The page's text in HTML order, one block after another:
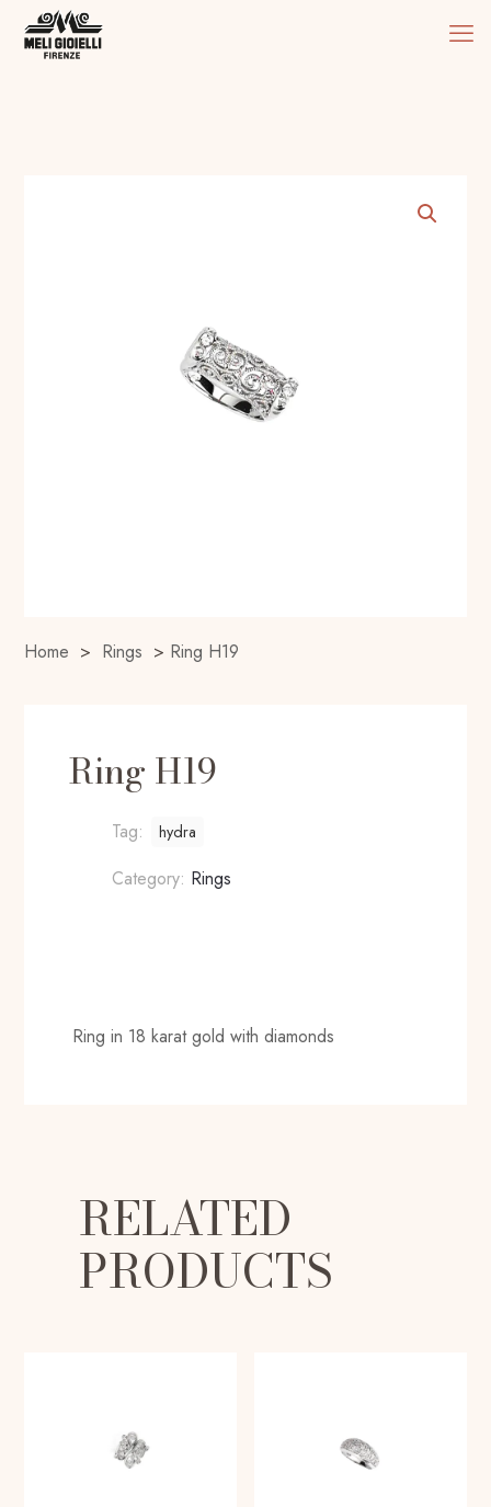
Home > Rings > Ring H19
Ring H19
Tag: hydra
Category: Rings
Ring in 18 karat gold with diamonds
RELATED
PRODUCTS